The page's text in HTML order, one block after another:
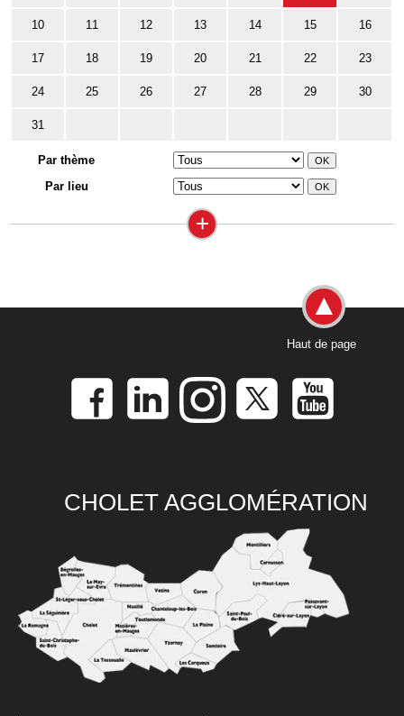
10 11 12 13 14 15 16
17 18 19 20 21 22 23
24 25 26 27 28 29 30
31
Par thème
Par lieu
+
Haut de page
CHOLET AGGLOMÉRATION